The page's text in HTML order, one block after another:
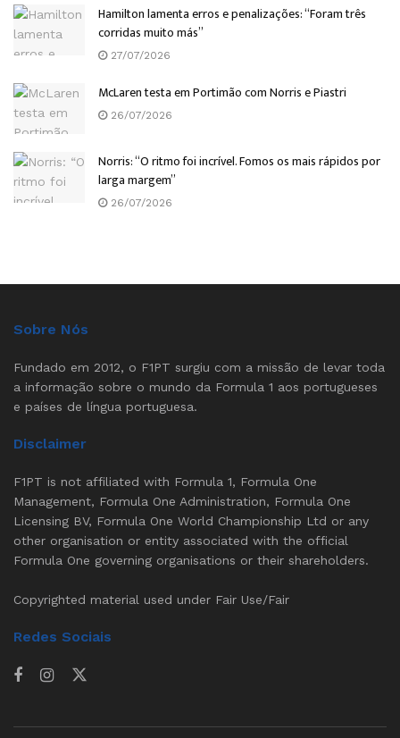
Hamilton lamenta erros e penalizações: “Foram três
corridas muito más”
27/07/2026
McLaren testa em Portimão com Norris e Piastri
26/07/2026
Norris: “O ritmo foi incrível. Fomos os mais rápidos por
larga margem”
26/07/2026
Sobre Nós
Fundado em 2012, o F1PT surgiu com a missão de levar toda
a informação sobre o mundo da Formula 1 aos portugueses
e países de língua portuguesa.
Disclaimer
F1PT is not affiliated with Formula 1, Formula One
Management, Formula One Administration, Formula One
Licensing BV, Formula One World Championship Ltd or any
other organisation or entity associated with the official
Formula One governing organisations or their shareholders.
Copyrighted material used under Fair Use/Fair
Redes Sociais